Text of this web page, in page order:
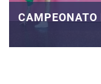
CAMPEONATO